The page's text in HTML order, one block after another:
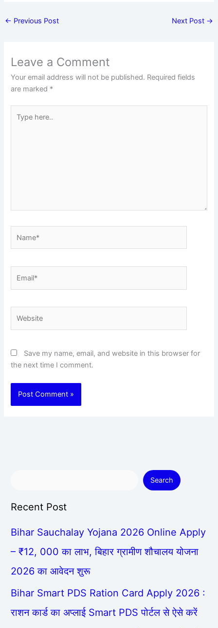
← Previous Post Next Post →
Leave a Comment
Your email address will not be published. Required fields
are marked *
here..
Save my name, email, and website in this browser for
the next time I comment.
Search
Recent Post
Bihar Sauchalay Yojana 2026 Online Apply
– ₹12, 000 का लाभ, बिहार ग्रामीण शौचालय योजना
2026 का आवेदन शुरू
Bihar Smart PDS Ration Card Apply 2026 :
राशन कार्ड का अप्लाई Smart PDS पोर्टल से ऐसे करें